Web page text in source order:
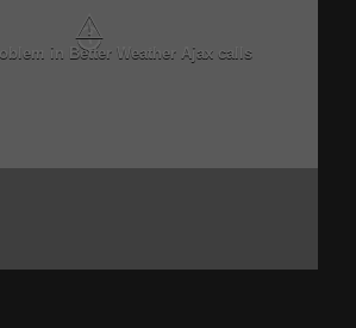
⚠
in Better Weather Ajax calls